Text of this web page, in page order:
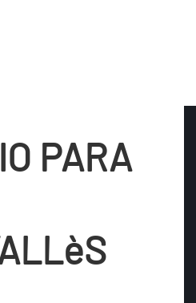
PARA